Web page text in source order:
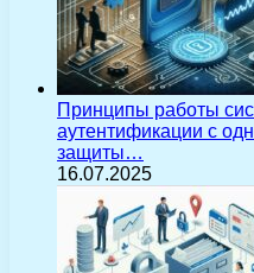
Принципы работы
аутентификации с
защиты…
16.07.2025